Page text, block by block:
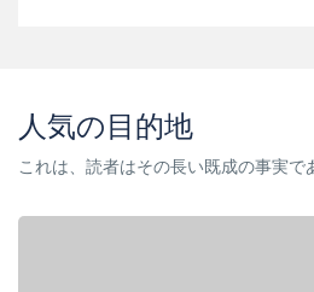
人気の目的地
これは、読者はその長い既成の事実で